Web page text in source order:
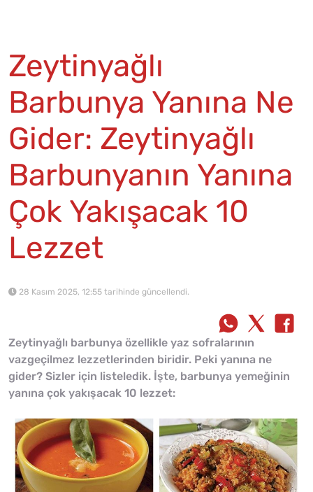
Zeytinyağlı
Barbunya Yanına Ne
Gider: Zeytinyağlı
Barbunyanın Yanına
Çok Yakışacak 10
Lezzet
28 Kasım 2025, 12:55 tarihinde güncellendi.
Zeytinyağlı barbunya özellikle yaz sofralarının
vazgeçilmez lezzetlerinden biridir. Peki yanına ne
gider? Sizler için listeledik. İşte, barbunya yemeğinin
yanına çok yakışacak 10 lezzet: